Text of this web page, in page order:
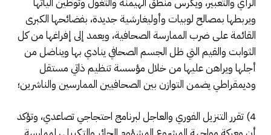
ويربطها بمصالح لوبيات وأوليغارشية جديدة، بفضائحها الكبرى
القائمة على ضرب الممارسة الصحافية، ويعمد إلى إفراغها من كل
الثوابت والقيم التي ظل الجسم الصحافي ينادي بها ويناضل من
أجلها ويراهن عليها من خلال مؤسسة تنظيم ذاتي مستقل
وديمقراطي يضمن التوازن بين الصحافيين الممارسين والناشرين؛
4) تقرر التنزيل الفوري والعاجل لبرنامج احتجاجي تصاعدي، وتؤكد